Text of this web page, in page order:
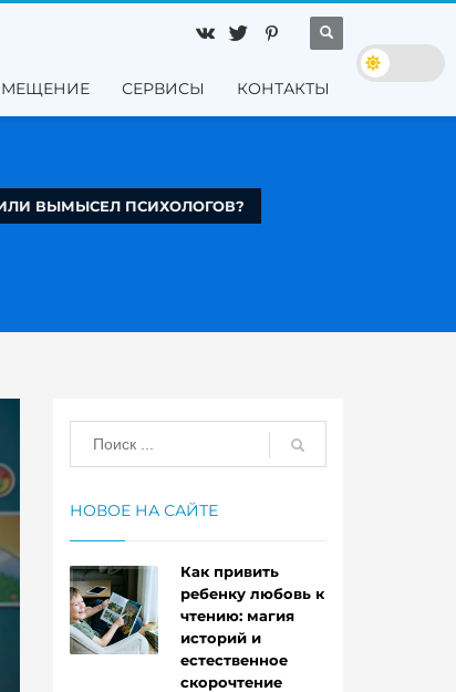
СЕРВИСЫ КОНТАКТЫ
ВЫМЫСЕЛ ПСИХОЛОГОВ?
НОВОЕ НА САЙТЕ
Как привить
ребенку любовь к
чтению: магия
историй и
естественное
скорочтение